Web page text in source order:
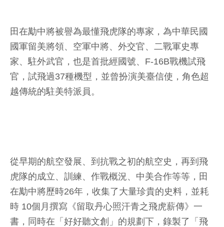
田在勱中將被譽為最懂飛虎隊的專家，為中華民國
國軍留美將領、空軍中將、外交官、二戰軍史專
家、駐外武官，也是首批經國號、F-16B戰機試飛
官，試飛過37種機型，並曾扮演美臺信使，角色超
越傳統的駐美特派員。
從早期的航空發展、到抗戰之初的航空史，再到飛
虎隊的成立、訓練、作戰概況、中美合作等等，田
在勱中將歷時26年，收集了大量珍貴的史料，並耗
時 10個月撰寫《留取丹心照汗青之飛虎薪傳》一
書，同時在「好好聽文創」的規劃下，錄製了「飛